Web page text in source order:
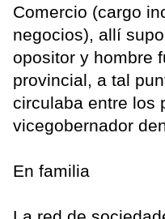
Comercio (cargo
negocios), allí
opositor y hombre
provincial, a tal
circulaba entre los
vicegobernador
En familia